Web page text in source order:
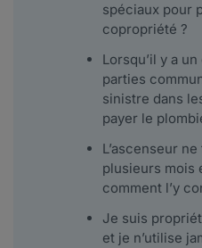
spéciaux pour
copropriété ?
Lorsqu’il y a
parties
sinistre dans
payer le
L’ascenseur
plusieurs mois
comment l’y
Je suis
et je n’utilise